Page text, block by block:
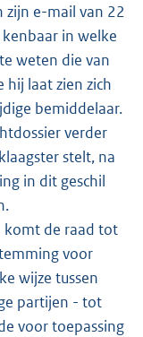
zijn e-mail van 22
in welke
weten die van
laat zien zich
bemiddelaar.
verder
stelt, na
in dit geschil
de raad tot
voor
wijze tussen
partijen - tot
voor toepassing